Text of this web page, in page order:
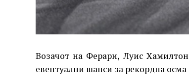
Возачот на Ферари, Луис
евентуални шанси за рекордна